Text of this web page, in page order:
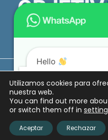
Metáfora de Amor
Política de
Utilizamos cookies para
nuestra web.
You can find out more
or switch them off in
Aceptar Rechazar
Hello
How can we help